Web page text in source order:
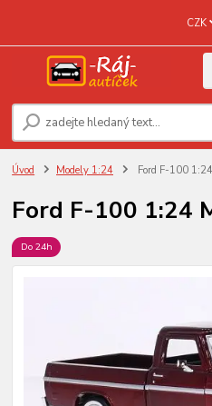
CZK
Úvod Modely 1:24 Ford F-100
Ford F-100 1:24
Do 24h